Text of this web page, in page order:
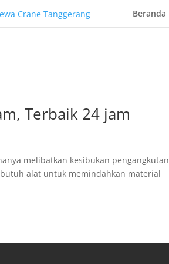
Beranda
Terbaik 24 jam
melibatkan kesibukan pengangkutan
alat untuk memindahkan material